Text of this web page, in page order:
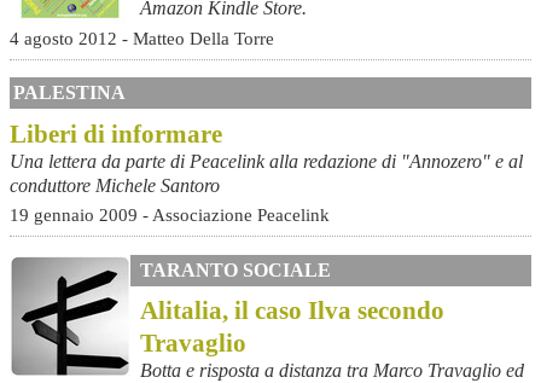
Amazon Kindle Store.
4 agosto 2012 - Matteo Della Torre
PALESTINA
Liberi di informare
Una lettera da parte di Peacelink alla redazione di "Annozero" e al
conduttore Michele Santoro
19 gennaio 2009 - Associazione Peacelink
TARANTO SOCIALE
Alitalia, il caso Ilva secondo
Travaglio
Botta e risposta a distanza tra Marco Travaglio ed